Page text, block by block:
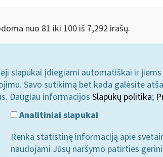
nuo 81 iki 100 iš 7,292 irašų.
slapukai įdiegiami automatiškai ir
Savo sutikimą bet kada galėsite
Daugiau informacijos Slapukų politika;
Analitiniai slapukai
Renka statistinę informaciją apie
naudojami Jūsų naršymo patirties